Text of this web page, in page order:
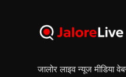
जालोर लाइव न्यूज मीडिया